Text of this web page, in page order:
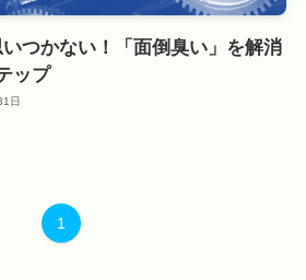
つかない！「面倒臭い」を解消
ップ
日
1